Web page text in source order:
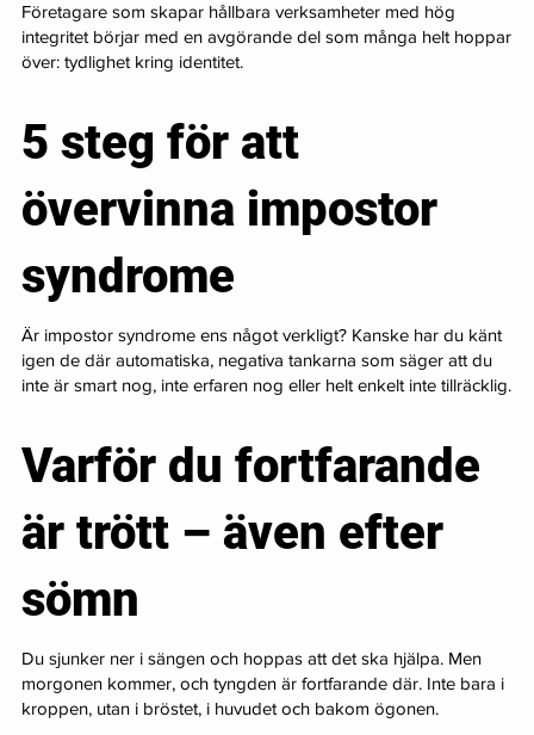
Företagare som skapar hållbara verksamheter med hög
integritet börjar med en avgörande del som många helt hoppar
över: tydlighet kring identitet.
5 steg för att
övervinna impostor
syndrome
Är impostor syndrome ens något verkligt? Kanske har du känt
igen de där automatiska, negativa tankarna som säger att du
inte är smart nog, inte erfaren nog eller helt enkelt inte tillräcklig.
Varför du fortfarande
är trött – även efter
sömn
Du sjunker ner i sängen och hoppas att det ska hjälpa. Men
morgonen kommer, och tyngden är fortfarande där. Inte bara i
kroppen, utan i bröstet, i huvudet och bakom ögonen.